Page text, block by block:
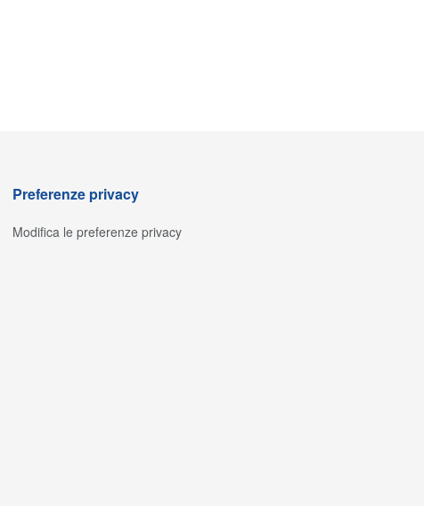
Preferenze privacy
Modifica le preferenze privacy